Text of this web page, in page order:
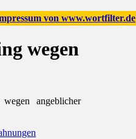
von www.wortfilter.de
wegen
wegen angeblicher